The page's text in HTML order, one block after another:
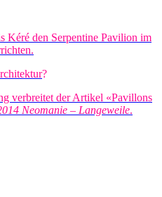
Kéré den Serpentine Pavilion im
?
verbreitet der Artikel «Pavillons
Neomanie – Langeweile.